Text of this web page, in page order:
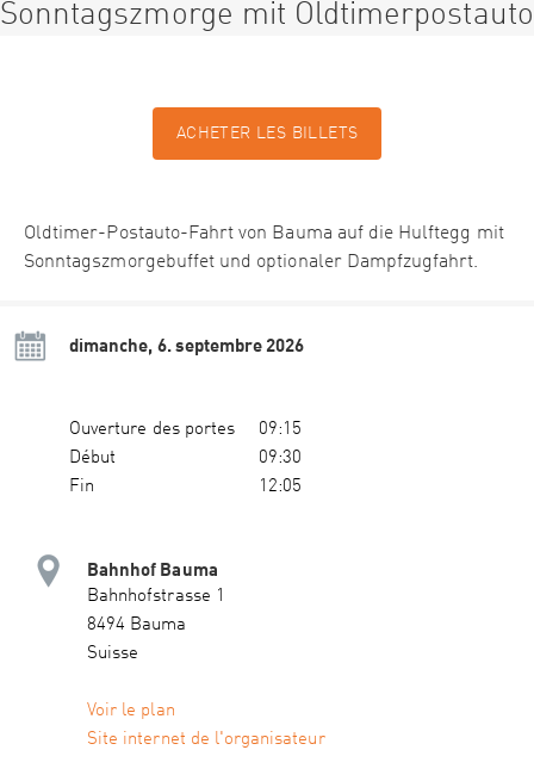
Sonntagszmorge mit Oldtimerpostauto
ACHETER LES BILLETS
Oldtimer-Postauto-Fahrt von Bauma auf die Hulftegg mit
Sonntagszmorgebuffet und optionaler Dampfzugfahrt.
dimanche, 6. septembre 2026
Ouverture des portes
09:15
Début
09:30
Fin
12:05
Bahnhof Bauma
Bahnhofstrasse 1
8494 Bauma
Suisse
Voir le plan
Site internet de l'organisateur